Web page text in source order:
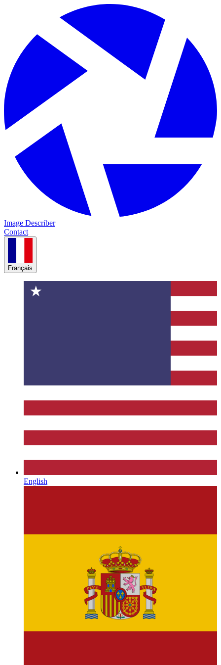
Image Describer
Contact
Français
English